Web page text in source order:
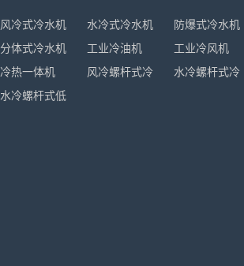
风冷式冷水机 水冷式冷水机
防爆式冷水机
分体式冷水机
工业冷油机
工业冷风机
冷热一体机
风冷螺杆式冷
水冷螺杆式冷
水冷螺杆式低